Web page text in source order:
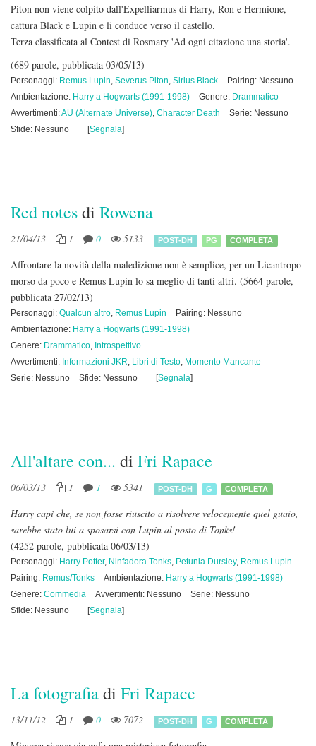
Piton non viene colpito dall'Expelliarmus di Harry, Ron e Hermione,
cattura Black e Lupin e li conduce verso il castello.
Terza classificata al Contest di Rosmary 'Ad ogni citazione una storia'.
(689 parole, pubblicata 03/05/13)
Personaggi: Remus Lupin, Severus Piton, Sirius Black
Pairing: Nessuno
Ambientazione: Harry a Hogwarts (1991-1998) Genere: Drammatico
Avvertimenti:AU (Alternate Universe), Character Death
Serie: Nessuno
Sfide: Nessuno
[Segnala]
Red notesdi Rowena
21/04/13 1 0 5133 POST-DH PG COMPLETA
Affrontare la novità della maledizione non è semplice, per un Licantropo
morso da poco e Remus Lupin lo sa meglio di tanti altri. (5664 parole,
pubblicata 27/02/13)
Personaggi: Qualcun altro, Remus Lupin
Pairing: Nessuno
Ambientazione: Harry a Hogwarts (1991-1998)
Genere: Drammatico, Introspettivo
Avvertimenti: Informazioni JKR, Libri di Testo, Momento Mancante
Serie: Nessuno
Sfide: Nessuno [Segnala]
All'altare con... di Fri Rapace
06/03/13 1 1 5341 POST-DH G COMPLETA
Harry capì che, se non fosse riuscito a risolvere velocemente quel guaio,
sarebbe stato lui a sposarsi con Lupin al posto di Tonks!
(4252 parole, pubblicata 06/03/13)
Personaggi: Harry Potter, Ninfadora Tonks, Petunia Dursley, Remus Lupin
Pairing: Remus/Tonks Ambientazione: Harry a Hogwarts (1991-1998)
Genere: Commedia Avvertimenti: Nessuno
Serie: Nessuno
Sfide: Nessuno
[Segnala]
La fotografiadi Fri Rapace
13/11/12 1 0 7072 POST-DH G COMPLETA